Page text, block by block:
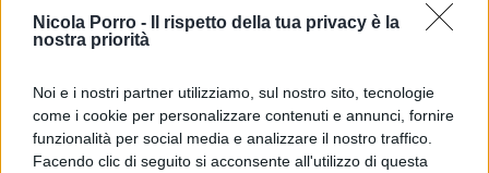
Nicola Porro -
Il rispetto della tua privacy è la
nostra priorità
Noi e i nostri partner utilizziamo, sul nostro sito, tecnologie
come i cookie per personalizzare contenuti e annunci, fornire
funzionalità per social media e analizzare il nostro traffico.
Facendo clic di seguito si acconsente all'utilizzo di questa